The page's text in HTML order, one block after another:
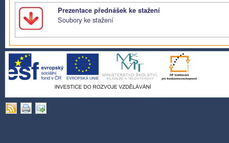
Prezentace přednášek ke stažení
Soubory ke stažení
Přednáška 1 Přednáška 2
Přednáška 5 Přednáška 6